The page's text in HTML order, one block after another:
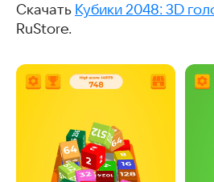
Скачать Кубики 2048: 3D
RuStore.